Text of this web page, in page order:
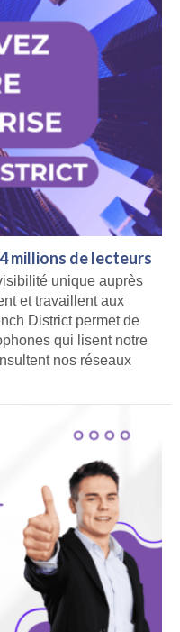
millions de lecteurs
unique auprès
et travaillent aux
District permet de
qui lisent notre
nos réseaux